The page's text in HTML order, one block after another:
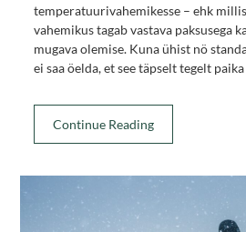
temperatuurivahemikesse – ehk
vahemikus tagab vastava paksusega
mugava olemise. Kuna ühist nö
ei saa öelda, et see täpselt tegelt
Continue Reading